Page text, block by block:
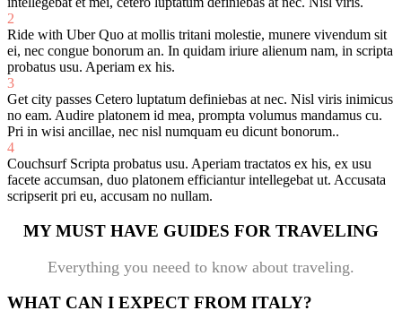
2
Ride with UberQuo at mollis tritani molestie, munere vivendum sit
ei, nec congue bonorum an. In quidam iriure alienum nam, in scripta
probatus usu. Aperiam ex his.
3
Get city passes Cetero luptatum definiebas at nec. Nisl viris inimicus
no eam. Audire platonem id mea, prompta volumus mandamus cu.
Pri in wisi ancillae, nec nisl numquam eu dicunt bonorum..
4
Couchsurf Scripta probatus usu. Aperiam tractatos ex his, ex usu
facete accumsan, duo platonem efficiantur intellegebat ut. Accusata
scripserit pri eu, accusam no nullam.
MY MUST HAVE GUIDES FOR TRAVELING
Everything you neeed to know about traveling.
WHAT CAN I EXPECT FROM ITALY?